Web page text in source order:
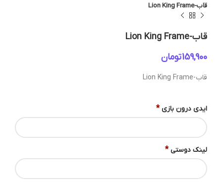
قاب-Lion King Frame
قاب-Lion King Frame
تومان
قاب-Lion King Frame
ایدی درون بازی *
لینک دوستی *